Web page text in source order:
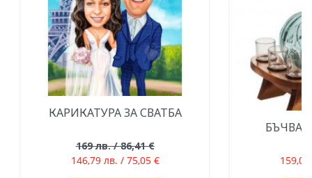
КАРИКАТУРА ЗА СВАТБА
169 лв. / 86,41 €
146,79 лв. / 75,05 €
БЪЧВА